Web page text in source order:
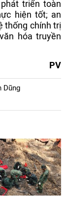
triển toàn
hiện tốt; an
thống chính trị
hóa truyền
PV
Dũng